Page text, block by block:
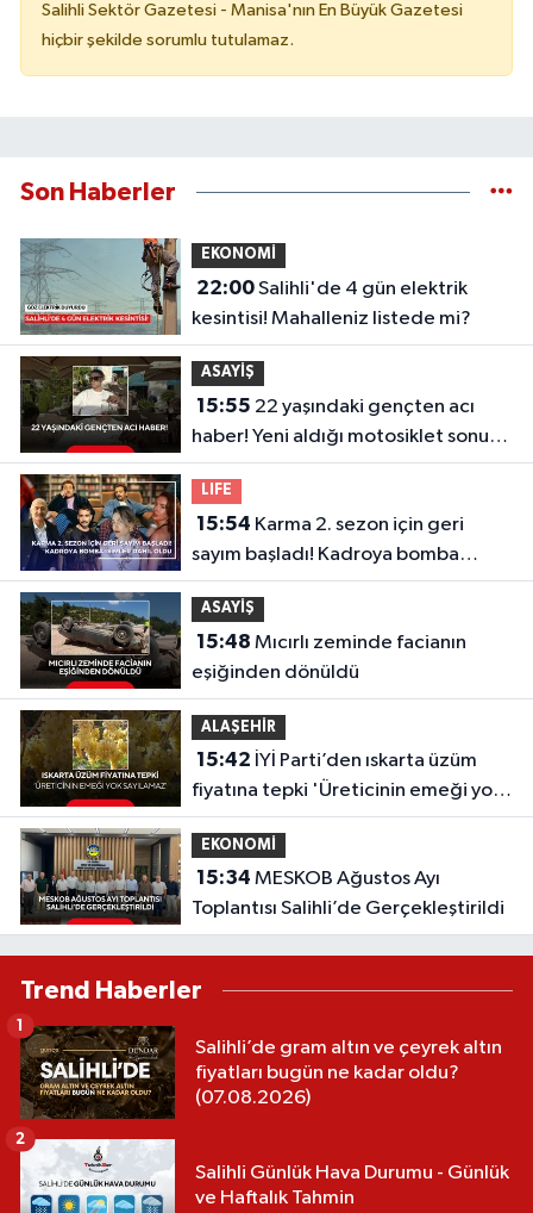
Salihli Sektör Gazetesi - Manisa'nın En Büyük Gazetesi
hiçbir şekilde sorumlu tutulamaz.
Son Haberler
EKONOMİ
22:00Salihli'de 4 gün elektrik
kesintisi! Mahalleniz listede mi?
ASAYİŞ
15:55
haber! Yeni aldığı motosiklet sonu
oldu
LIFE
15:54
sayım başladı! Kadroya bomba
isimler dahil oldu
ASAYİŞ
15:48
eşiğinden dönüldü
ALAŞEHİR
15:42
fiyatına tepki 'Üreticinin emeği yok
sayılamaz'
EKONOMİ
15:34
Toplantısı Salihli’de Gerçekleştirildi
Trend Haberler
Salihli’de gram altın ve çeyrek altın
fiyatları bugün ne kadar oldu?
(07.08.2026)
1
Salihli Günlük Hava Durumu - Günlük
ve Haftalık Tahmin
2